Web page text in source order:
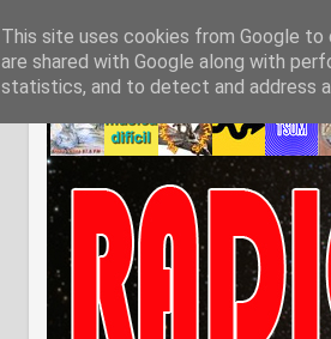
This site uses cookies from Google to
are shared with Google along with
statistics, and to detect and address